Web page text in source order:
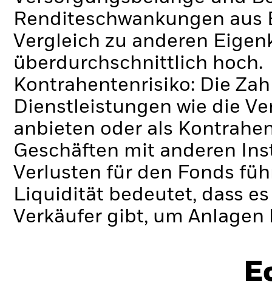
Renditeschwankungen
Vergleich zu anderen
überdurchschnittlich hoch.
Kontrahentenrisiko: Die
Dienstleistungen wie die
anbieten oder als
Geschäften mit anderen
Verlusten für den Fonds
Liquidität bedeutet, dass
Verkäufer gibt, um